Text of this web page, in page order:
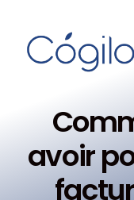
avoir